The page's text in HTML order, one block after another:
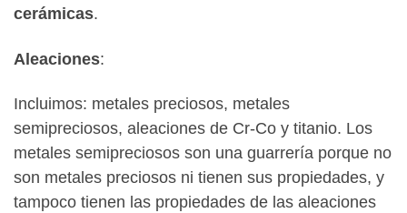
cerámicas.
Aleaciones:
Incluimos: metales preciosos, metales
semipreciosos, aleaciones de Cr-Co y titanio. Los
metales semipreciosos son una guarrería porque no
son metales preciosos ni tienen sus propiedades, y
tampoco tienen las propiedades de las aleaciones